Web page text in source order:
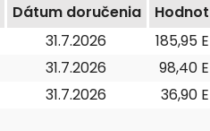
Dátum doručenia
31.7.2026
185,95
31.7.2026
98,40
31.7.2026 36,90